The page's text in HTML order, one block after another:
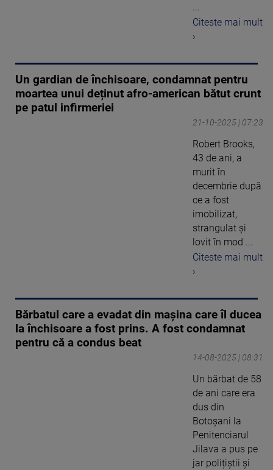
...
Citeste mai mult
›
Un gardian de închisoare, condamnat pentru
moartea unui deținut afro-american bătut crunt
pe patul infirmeriei
21-10-2025 | 07:23
Robert Brooks,
43 de ani, a
murit în
decembrie după
ce a fost
imobilizat,
strangulat și
lovit în mod ...
Citeste mai mult
›
Bărbatul care a evadat din mașina care îl ducea
la închisoare a fost prins. A fost condamnat
pentru că a condus beat
14-08-2025 | 08:31
Un bărbat de 58
de ani care era
dus din
Botoșani la
Penitenciarul
Jilava a pus pe
jar polițiștii și